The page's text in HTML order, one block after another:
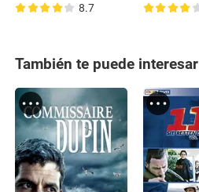
8.7
También te puede interesar